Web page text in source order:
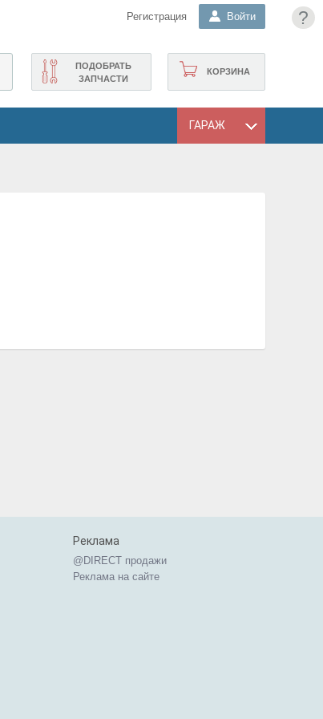
?
Регистрация Войти
КОРЗИНА
ПОДОБРАТЬ
ЗАПЧАСТИ
ГАРАЖ
Реклама
@DIRECT продажи
Реклама на сайте